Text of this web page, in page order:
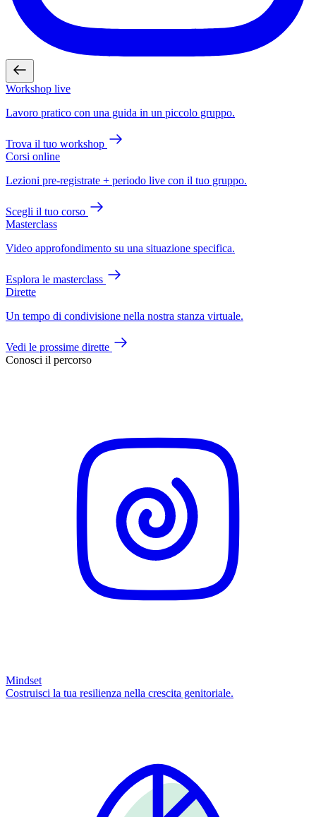
Workshop live
Lavoro pratico con una guida in un piccolo gruppo.
Trova il tuo workshop
Corsi online
Lezioni pre-registrate + periodo live con il tuo gruppo.
Scegli il tuo corso
Masterclass
Video approfondimento su una situazione specifica.
Esplora le masterclass
Dirette
Un tempo di condivisione nella nostra stanza virtuale.
Vedi le prossime dirette
Conosci il percorso
Mindset
Costruisci la tua resilienza nella crescita genitoriale.